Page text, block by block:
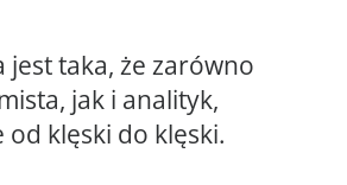
jest taka, że zarówno
jak i analityk,
od klęski do klęski.